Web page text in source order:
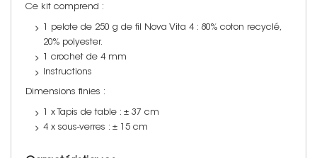
Ce kit comprend :
1 pelote de 250 g de fil Nova Vita 4 : 80% coton recyclé,
20% polyester.
1 crochet de 4 mm
Instructions
Dimensions finies :
1 x Tapis de table : ± 37 cm
4 x sous-verres : ± 15 cm